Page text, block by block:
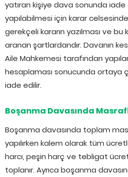
yatıran kişiye dava sonunda iade
yapılabilmesi için karar
gerekçeli kararın yazılması ve bu
aranan şartlardandır. Davanın
Aile Mahkemesi tarafından
hesaplaması sonucunda ortaya
iade edilir.
Boşanma Davasında
Boşanma davasında toplam
yapılırken kalem olarak tüm
harcı, peşin harç ve tebligat
toplanır. Ayrıca boşanma